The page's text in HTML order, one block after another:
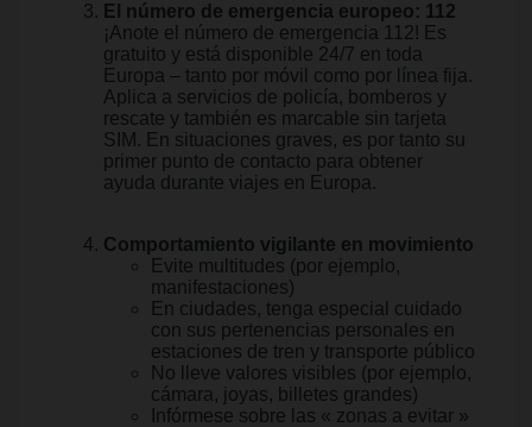
El número de emergencia europeo: 112
¡Anote el número de emergencia 112! Es
gratuito y está disponible 24/7 en toda
Europa – tanto por móvil como por línea fija.
Aplica a servicios de policía, bomberos y
rescate y también es marcable sin tarjeta
SIM. En situaciones graves, es por tanto su
primer punto de contacto para obtener
ayuda durante viajes en Europa.
Comportamiento vigilante en movimiento
Evite multitudes (por ejemplo,
manifestaciones)
En ciudades, tenga especial cuidado
con sus pertenencias personales en
estaciones de tren y transporte público
No lleve valores visibles (por ejemplo,
cámara, joyas, billetes grandes)
Infórmese sobre las « zonas a evitar »